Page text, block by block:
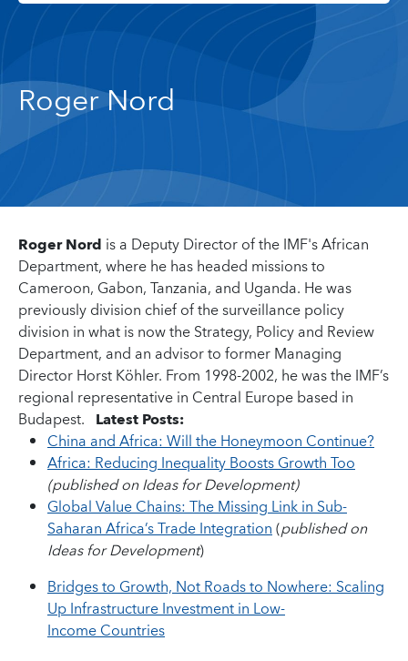
Roger Nord
Roger Nord is a Deputy Director of the IMF's African
Department, where he has headed missions to
Cameroon, Gabon, Tanzania, and Uganda. He was
previously division chief of the surveillance policy
division in what is now the Strategy, Policy and Review
Department, and an advisor to former Managing
Director Horst Köhler. From 1998-2002, he was the IMF’s
regional representative in Central Europe based in
Budapest. Latest Posts:
China and Africa: Will the Honeymoon Continue?
Africa: Reducing Inequality Boosts Growth Too
(published on Ideas for Development)
Global Value Chains: The Missing Link in Sub-
Saharan Africa’s Trade Integration(published on
Ideas for Development)
Bridges to Growth, Not Roads to Nowhere: Scaling
Up Infrastructure Investment in Low-
Income Countries